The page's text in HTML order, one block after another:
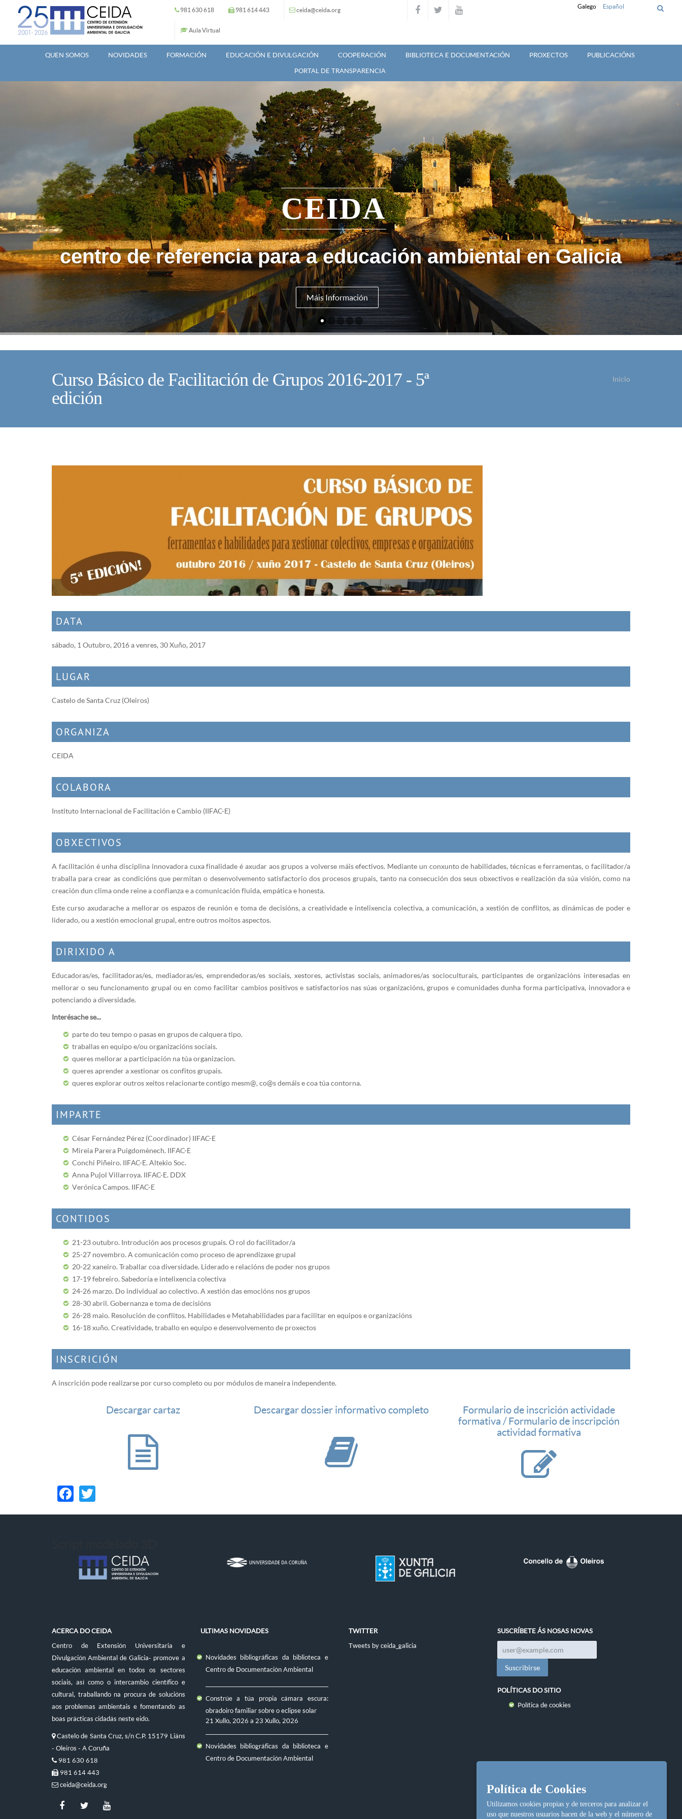
Ir o contido principal 981 630 618 981 614 443 ceida@ceida.org
Aula Virtual
Galego Español
QUEN SOMOS NOVIDADES FORMACIÓN EDUCACIÓN E DIVULGACIÓN COOPERACIÓN BIBLIOTECA E DOCUMENTACIÓN PROXECTOS
PUBLICACIÓNS
PORTAL DE TRANSPARENCIA
centro de referencia para a educación ambiental en Galicia
Máis Información
CEIDA
Curso Básico de Facilitación de Grupos 2016-2017 - 5ª
edición
Inicio
DATA
sábado, 1 Outubro, 2016avenres, 30 Xuño, 2017
LUGAR
Castelo de Santa Cruz (Oleiros)
ORGANIZA
CEIDA
COLABORA
Instituto Internacional de Facilitación e Cambio (IIFAC-E)
OBXECTIVOS
A facilitación é unha disciplina innovadora cuxa finalidade é axudar aos grupos a volverse máis efectivos. Mediante un conxunto de habilidades, técnicas e ferramentas, o facilitador/a
traballa para crear as condicións que permitan o desenvolvemento satisfactorio dos procesos grupais, tanto na consecución dos seus obxectivos e realización da súa visión, como na
creación dun clima onde reine a confianza e a comunicación fluida, empática e honesta.
Este curso axudarache a mellorar os espazos de reunión e toma de decisións, a creatividade e intelixencia colectiva, a comunicación, a xestión de conflitos, as dinámicas de poder e
liderado, ou a xestión emocional grupal, entre outros moitos aspectos.
DIRIXIDO A
Educadoras/es, facilitadoras/es, mediadoras/es, emprendedoras/es sociais, xestores, activistas sociais, animadores/as socioculturais, participantes de organizacións interesadas en
mellorar o seu funcionamento grupal ou en como facilitar cambios positivos e satisfactorios nas súas organizacións, grupos e comunidades dunha forma participativa, innovadora e
potenciando a diversidade.
Interésache se...
parte do teu tempo o pasas en grupos de calquera tipo.
traballas en equipo e/ou organizacións sociais.
queres mellorar a participación na túa organizacion.
queres aprender a xestionar os confitos grupais.
queres explorar outros xeitos relacionarte contigo mesm@, co@s demáis e coa túa contorna.
IMPARTE
César Fernández Pérez (Coordinador) IIFAC-E
Mireia Parera Puigdomènech. IIFAC-E
Conchi Piñeiro. IIFAC-E. Altekio Soc.
Anna Pujol Villarroya. IIFAC-E. DDX
Verónica Campos. IIFAC-E
CONTIDOS
21-23 outubro. Introdución aos procesos grupais. O rol do facilitador/a
25-27 novembro. A comunicación como proceso de aprendizaxe grupal
20-22 xaneiro. Traballar coa diversidade. Liderado e relacións de poder nos grupos
17-19 febreiro. Sabedoría e intelixencia colectiva
24-26 marzo. Do individual ao colectivo. A xestión das emocións nos grupos
28-30 abril. Gobernanza e toma de decisións
26-28 maio. Resolución de conflitos. Habilidades e Metahabilidades para facilitar en equipos e organizacións
16-18 xuño. Creatividade, traballo en equipo e desenvolvemento de proxectos
INSCRICIÓN
A inscrición pode realizarse por curso completo ou por módulos de maneira independente.
Descargar cartaz Descargar dossier informativo completo
Formulario de inscrición actividade
formativa / Formulario de inscripción
actividad formativa
Facebook
ACERCA DO CEIDA
Centro de Extensión Universitaria e
Divulgación Ambiental de Galicia- promove a
educación ambiental en todos os sectores
sociais, así como o intercambio científico e
cultural, traballando na procura de solucións
aos problemas ambientais e fomentando as
boas prácticas cidadás neste eido.
Castelo de Santa Cruz, s/n C.P. 15179 Liáns
- Oleiros - A Coruña
981 630 618
981 614 443
ceida@ceida.org
ULTIMAS NOVIDADES
Novidades bibliográficas da biblioteca e
Centro de Documentación Ambiental
Constrúe a túa propia cámara escura:
obradoiro familiar sobre o eclipse solar
21 Xullo, 2026 a 23 Xullo, 2026
Novidades bibliográficas da biblioteca e
Centro de Documentación Ambiental
TWITTER
Tweets by ceida_galicia
SUSCRÍBETE ÁS NOSAS NOVAS
POLÍTICAS DO SITIO
Política de cookies
Política de Cookies
Utilizamos cookies propias y de terceros para analizar el
uso que nuestros usuarios hacen de la web y el número de